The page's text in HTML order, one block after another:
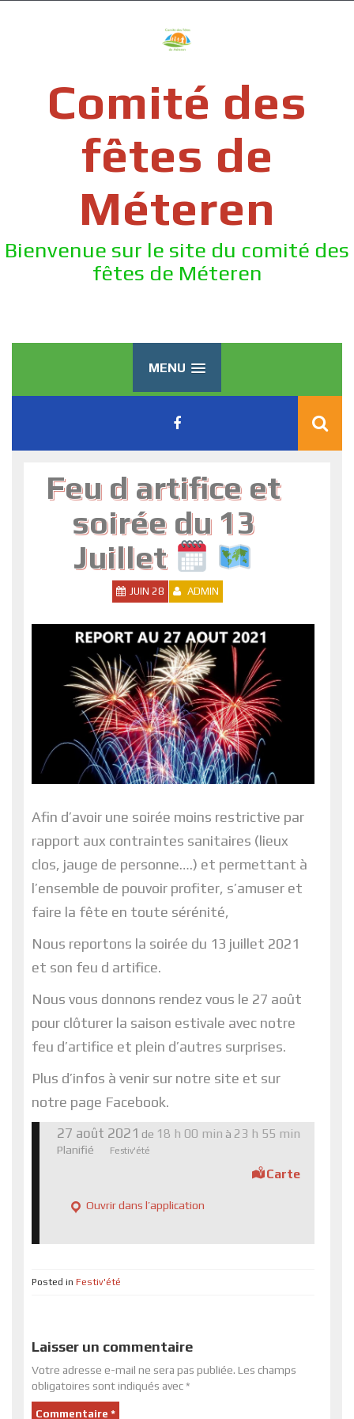
Comité des
fêtes de
Méteren
Bienvenue sur le site du comité des
fêtes de Méteren
MENU
Feu d artifice et
soirée du 13
Juillet
JUIN 28 ADMIN
Afin d’avoir une soirée moins restrictive par
rapport aux contraintes sanitaires (lieux
clos, jauge de personne….) et permettant à
l’ensemble de pouvoir profiter, s’amuser et
faire la fête en toute sérénité,
Nous reportons la soirée du 13 juillet 2021
et son feu d artifice.
Nous vous donnons rendez vous le 27 août
pour clôturer la saison estivale avec notre
feu d’artifice et plein d’autres surprises.
Plus d’infos à venir sur notre site et sur
notre page Facebook.
27 août 2021 de 18 h 00 min à 23 h 55 min
Planifié Festiv'été
Carte
Ouvrir dans l’application
Posted in Festiv'été
Laisser un commentaire
Votre adresse e-mail ne sera pas publiée. Les champs
obligatoires sont indiqués avec*
Commentaire *